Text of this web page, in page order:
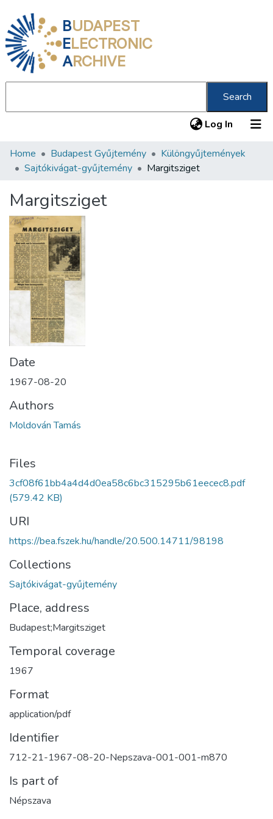
BUDAPEST
ELECTRONIC
ARCHIVE
Search
Log In (current)
Communities & Collections
Statistics
About us
Home Budapest Gyűjtemény
Különgyűjtemények
Sajtókivágat-gyűjtemény
Margitsziget
Margitsziget
Date
1967-08-20
Authors
Moldován Tamás
Files
3cf08f61bb4a4d4d0ea58c6bc315295b61eecec8.pdf
(579.42 KB)
URI
https://bea.fszek.hu/handle/20.500.14711/98198
Collections
Sajtókivágat-gyűjtemény
Place, address
Budapest;Margitsziget
Temporal coverage
1967
Format
application/pdf
Identifier
712-21-1967-08-20-Nepszava-001-001-m870
Is part of
Népszava